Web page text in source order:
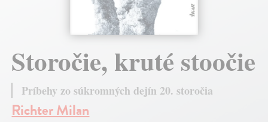
Storočie, kruté stoočie
Príbehy zo súkromných dejín 20. storočia
Richter Milan